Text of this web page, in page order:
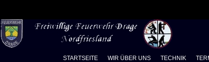
STARTSEITE WIR ÜBER UNS TECHNIK